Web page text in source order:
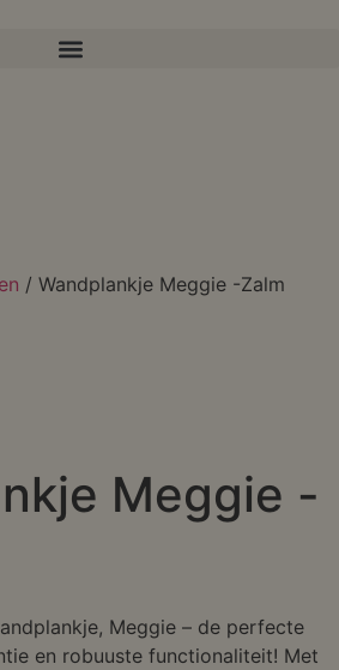
/ Wandplankje Meggie -Zalm
Meggie -
Meggie – de perfecte
en robuuste functionaliteit! Met